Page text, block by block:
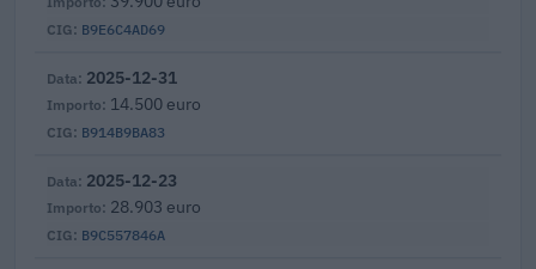
B9E6C4AD69
B914B9BA83
2025-12-31
14.500 euro
B9C557846A
2025-12-23
28.903 euro